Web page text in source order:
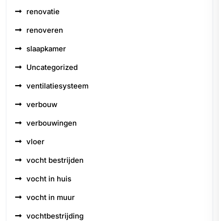
renovatie
renoveren
slaapkamer
Uncategorized
ventilatiesysteem
verbouw
verbouwingen
vloer
vocht bestrijden
vocht in huis
vocht in muur
vochtbestrijding